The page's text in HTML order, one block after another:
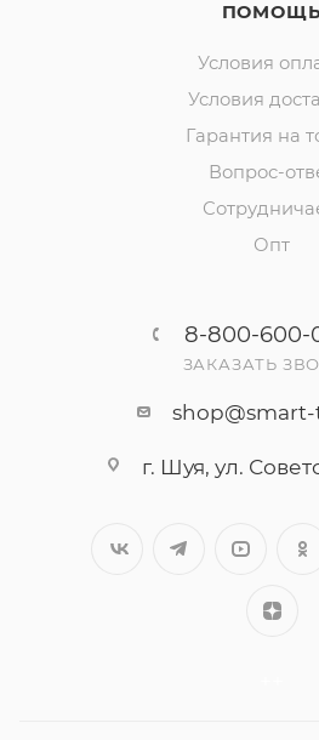
Условия
Условия
Гарантия на
Вопрос-
Опт
8-800-600-
ЗАКАЗАТЬ
г. Шуя, ул.